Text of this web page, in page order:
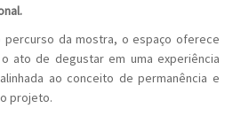
percurso da mostra, o espaço oferece
ato de degustar em uma experiência
ao conceito de permanência e
projeto.